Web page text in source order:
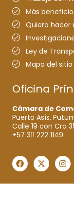
Más
Quiero hacer
Ley de
Mapa del sitio
Oficina
Cámara de
Puerto Asís,
Calle 19 con Cra
+57 311 222 1149